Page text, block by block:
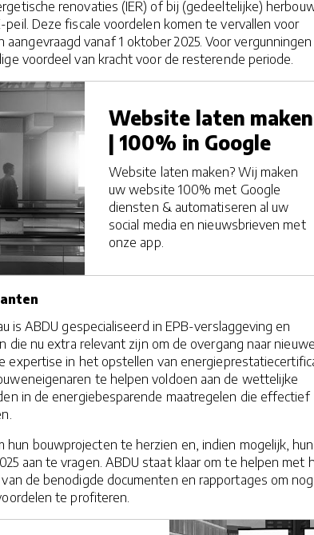
renovaties (IER) of bij (gedeeltelijke)
Deze fiscale voordelen komen te vervallen voor
vanaf 1 oktober 2025. Voor
voordeel van kracht voor de resterende periode.
Website laten maken
| 100% in Google
Website laten maken? Wij maken
uw website 100% met Google
diensten & automatiseren al uw
social media en nieuwsbrieven met
onze app.
is ABDU gespecialiseerd in EPB-verslaggeving en
die nu extra relevant zijn om de overgang naar
expertise in het opstellen van
te helpen voldoen aan de wettelijke
in de energiebesparende maatregelen die effectief
hun bouwprojecten te herzien en, indien mogelijk, hun
aan te vragen. ABDU staat klaar om te helpen met
de benodigde documenten en rapportages om nog
te profiteren.